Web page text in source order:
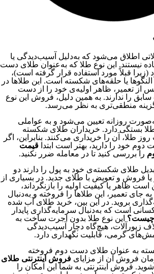
اطلاق می‌شود که به‌دلیل آسیب‌دیدگی یا
نیستند. این نوع طلا که به‌عنوان طلای دست
قبلاً مورد استفاده قرار گرفته است)،
یا حلقه‌های شکسته است. این طلاها در
از تعمیر، ظاهر اولیه‌ی خود را از دست
را ندارند. به همین دلیل، فروش این نوع
منطقی‌تری به نظر می‌رسد.
روزانه تعیین می‌شود و به عواملی
بستگی دارد. خریداران طلای شکسته
طلا، آن را خریداری می‌کنند. بنابراین، اگر
خود را دارید، بهتر است ابتدا قیمت
را بررسی کنید تا در معامله ضرر نکنید.
طلای شکسته‌ی خود به پول را دارند دو
یا فروش و تعویض با طلای جدید. در بسیاری از
ظاهر یا کیفیت اولیه را بازنگرداند،
جای تعمیر، این طلاها را فروخته و به‌دنبال
بروید. در این بین، خرید طلای آب شده
است که به‌دنبال سرمایه‌گذاری پایدار
چیست؟ این نوع طلا بدون اجرت ساخت به
هیچ‌گاه دچار آسیب‌دیدگی
گرمی، قابلیت نگهداری دارد.
به عنوان طلای دست دوم فروخته
فروش آن از مزایای فروش اینترنتی طلای
شوید. فروش اینترنتی به شما این امکان را